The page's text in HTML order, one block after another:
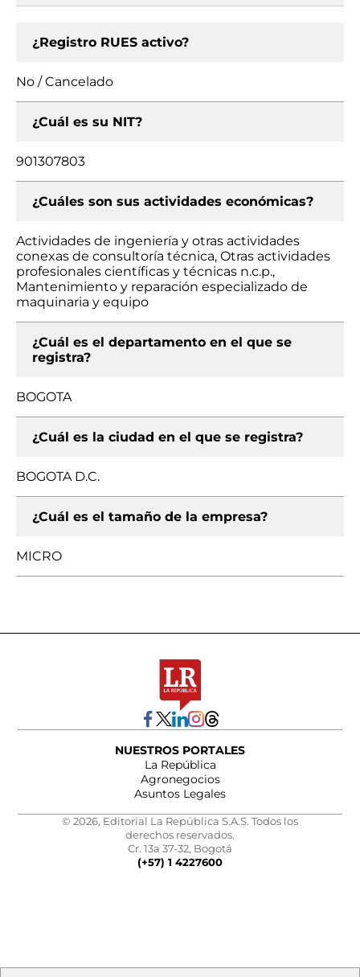
¿Registro RUES activo?
No / Cancelado
¿Cuál es su NIT?
901307803
¿Cuáles son sus actividades económicas?
Actividades de ingeniería y otras actividades
conexas de consultoría técnica, Otras actividades
profesionales científicas y técnicas n.c.p.,
Mantenimiento y reparación especializado de
maquinaria y equipo
¿Cuál es el departamento en el que se
registra?
BOGOTA
¿Cuál es la ciudad en el que se registra?
BOGOTA D.C.
¿Cuál es el tamaño de la empresa?
MICRO
NUESTROS PORTALES
La República
Agronegocios
Asuntos Legales
© 2026, Editorial La República S.A.S. Todos los
derechos reservados.
Cr. 13a 37-32, Bogotá
(+57) 1 4227600